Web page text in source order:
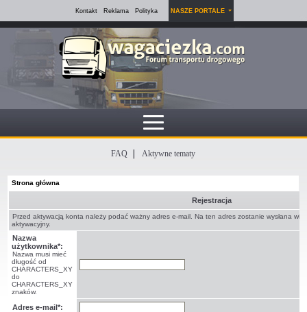
Kontakt Reklama Polityka NASZE PORTALE
FAQ Aktywne tematy
Strona główna
Rejestracja
Przed aktywacją konta należy podać ważny adres e-mail. Na ten adres zostanie wysłana
aktywacyjny.
Nazwa
użytkownika*:
Nazwa musi mieć
długość od
CHARACTERS_XY
do
CHARACTERS_XY
znaków.
Adres e-mail*: